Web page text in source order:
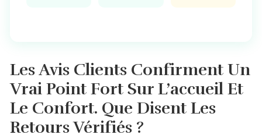
Les Avis Clients Confirment Un
Vrai Point Fort Sur L’accueil Et
Le Confort. Que Disent Les
Retours Vérifiés ?